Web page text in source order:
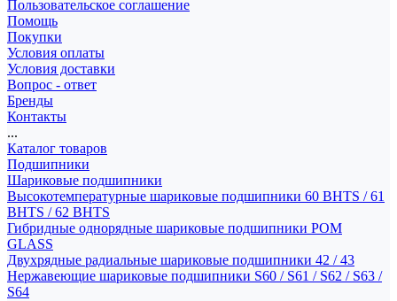
Пользовательское соглашение
Помощь
Покупки
Условия оплаты
Условия доставки
Вопрос - ответ
Бренды
Контакты
...
Каталог товаров
Подшипники
Шариковые подшипники
Высокотемпературные шариковые подшипники 60 BHTS / 61
BHTS / 62 BHTS
Гибридные однорядные шариковые подшипники POM
GLASS
Двухрядные радиальные шариковые подшипники 42 / 43
Нержавеющие шариковые подшипники S60 / S61 / S62 / S63 /
S64